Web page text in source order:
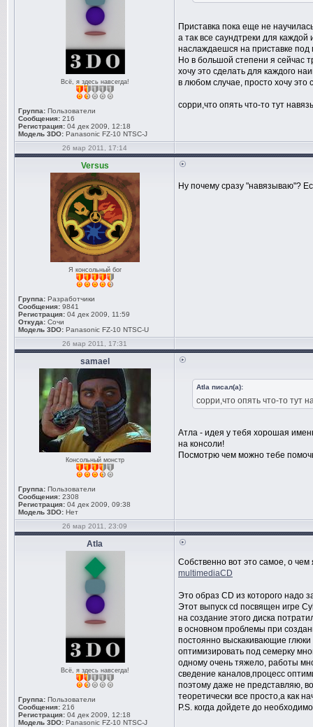
Всё, я здесь навсегда!
Группа: Пользователи
Сообщения: 216
Регистрация: 04 дек 2009, 12:18
Модель 3DO: Panasonic FZ-10 NTSC-J
Приставка пока еще не
а так все саундтреки для
наслаждаешся на приставке под
Но в большой степени я сейчас
хочу это сделать для каждого
в любом случае, просто хочу это
сорри,что опять что-то тут
26 мар 2011, 17:14
Versus
Я консольный бог
Группа: Разработчики
Сообщения: 9841
Регистрация: 04 дек 2009, 11:59
Откуда: Сочи
Модель 3DO: Panasonic FZ-10 NTSC-U
Ну почему сразу "навязываю"?
26 мар 2011, 17:31
samael
Консольный монстр
Группа: Пользователи
Сообщения: 2308
Регистрация: 04 дек 2009, 09:38
Модель 3DO: Нет
Atla писал(а):
сорри,что опять что-то тут
Атла - идея у тебя хорошая
на консоли!
Посмотрю чем можно тебе
26 мар 2011, 23:09
Atla
Всё, я здесь навсегда!
Группа: Пользователи
Сообщения: 216
Регистрация: 04 дек 2009, 12:18
Модель 3DO: Panasonic FZ-10 NTSC-J
Собственно вот это самое, о чем
multimediaCD
Это образ CD из которого надо
Этот выпуск сd посвящен игре
на создание этого диска
в основном проблемы при
постоянно выскакивающие глюки
оптимизировать под семерку
одному очень тяжело, работы
сведение каналов,процесс
поэтому даже не представляю,
теоретически все просто,а как
P.S. когда дойдете до